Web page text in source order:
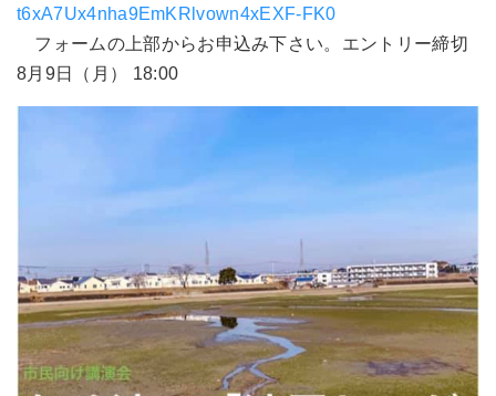
t6xA7Ux4nha9EmKRlvown4xEXF-FK0
フォームの上部からお申込み下さい。エントリー締切
8月9日（月） 18:00